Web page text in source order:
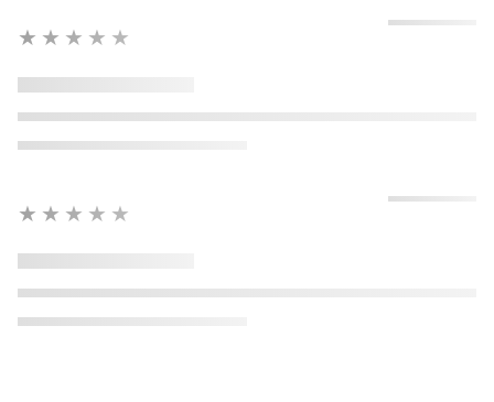
★★★★★
★★★★★